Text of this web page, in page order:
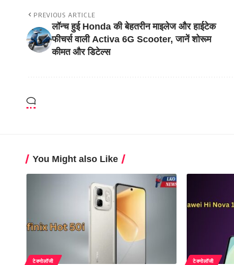
PREVIOUS ARTICLE
लॉन्च हुई Honda की बेहतरीन माइलेज और हाईटेक
फीचर्स वाली Activa 6G Scooter, जानें शोरूम
कीमत और डिटेल्स
You Might also Like
टेक्नोलॉजी टेक्नोलॉजी